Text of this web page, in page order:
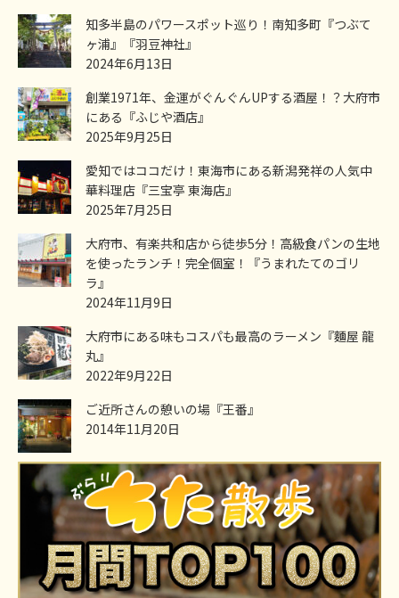
知多半島のパワースポット巡り！南知多町『つぶて
ヶ浦』『羽豆神社』
2024年6月13日
創業1971年、金運がぐんぐんUPする酒屋！？大府市
にある『ふじや酒店』
2025年9月25日
愛知ではココだけ！東海市にある新潟発祥の人気中
華料理店『三宝亭 東海店』
2025年7月25日
大府市、有楽共和店から徒歩5分！高級食パンの生地
を使ったランチ！完全個室！『うまれたてのゴリ
ラ』
2024年11月9日
大府市にある味もコスパも最高のラーメン『麵屋 龍
丸』
2022年9月22日
ご近所さんの憩いの場『王番』
2014年11月20日